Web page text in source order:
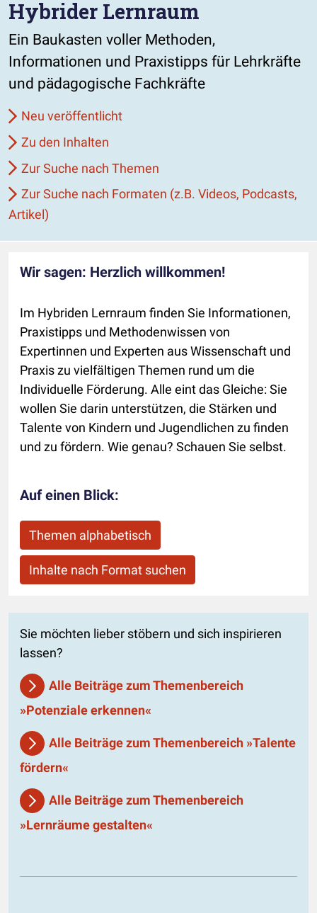
Hybrider Lernraum
Ein Baukasten voller Methoden,
Informationen und Praxistipps für Lehrkräfte
und pädagogische Fachkräfte
Neu veröffentlicht
Zu den Inhalten
Zur Suche nach Themen
Zur Suche nach Formaten (z.B. Videos, Podcasts,
Artikel)
Wir sagen: Herzlich willkommen!
Im Hybriden Lernraum finden Sie Informationen,
Praxistipps und Methodenwissen von
Expertinnen und Experten aus Wissenschaft und
Praxis zu vielfältigen Themen rund um die
Individuelle Förderung. Alle eint das Gleiche: Sie
wollen Sie darin unterstützen, die Stärken und
Talente von Kindern und Jugendlichen zu finden
und zu fördern. Wie genau? Schauen Sie selbst.
Auf einen Blick:
Themen alphabetisch
Inhalte nach Format suchen
Sie möchten lieber stöbern und sich inspirieren
lassen?
Alle Beiträge zum Themenbereich
»Potenziale erkennen«
Alle Beiträge zum Themenbereich »Talente
fördern«
Alle Beiträge zum Themenbereich
»Lernräume gestalten«